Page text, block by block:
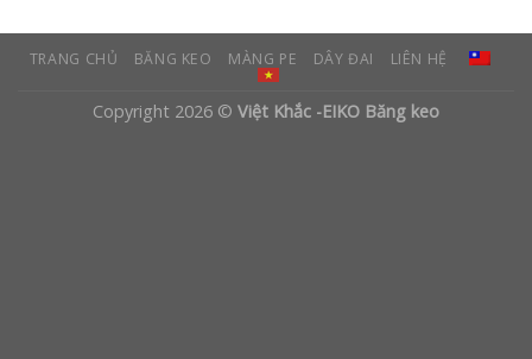
TRANG CHỦ BĂNG KEO MÀNG PE DÂY ĐAI LIÊN HỆ
Copyright 2026 © Việt Khắc -EIKO Băng keo